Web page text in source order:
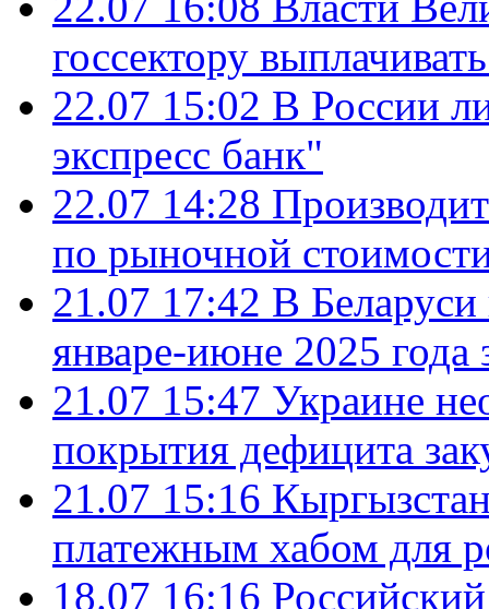
госсектору
22.07 15:02 В России
экспресс банк"
22.07 14:28
по рыночной
21.07 17:42 В Беларуси
январе-июне 2025 года
21.07 15:47 Украине
покрытия дефицита
21.07 15:16
платежным хабом для
18.07 16:16